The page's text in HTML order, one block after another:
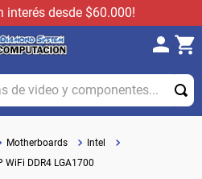
interés desde $60.000!
video y componentes...
Motherboards
Intel
WiFi DDR4 LGA1700